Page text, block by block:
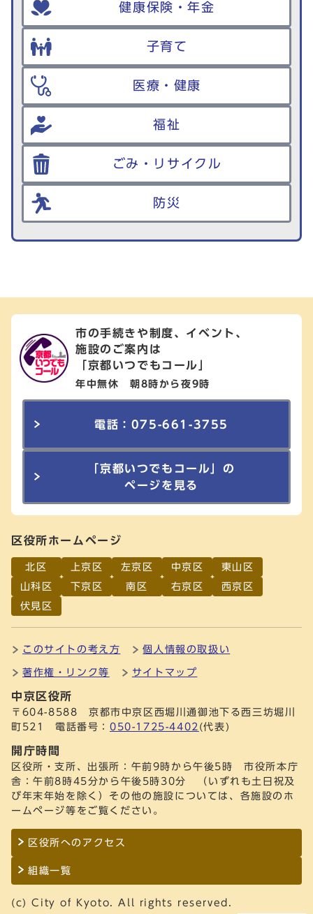
健康保険・年金
子育て
医療・健康
福祉
ごみ・リサイクル
防災
市の手続きや制度、イベント、
施設のご案内は
「京都いつでもコール」
年中無休 朝8時から夜9時
電話：075-661-3755
「京都いつでもコール」の
ページを見る
区役所ホームページ
北区 上京区 左京区 中京区
東山区
山科区
下京区 南区 右京区
西京区
伏見区
このサイトの考え方 個人情報の取扱い
著作権・リンク等 サイトマップ
中京区役所
〒604-8588 京都市中京区西堀川通御池下る西三坊堀川
町521 電話番号： 050-1725-4402 (代表)
開庁時間
区役所・支所、出張所：午前9時から午後5時 市役所本庁
舎：午前8時45分から午後5時30分 （いずれも土日祝及
び年末年始を除く）その他の施設については、各施設のホ
ームページ等をご覧ください。
区役所へのアクセス
組織一覧
(c) City of Kyoto. All rights reserved.